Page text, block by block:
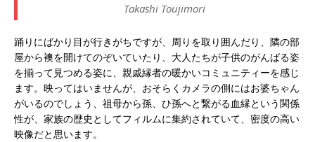
Takashi Toujimori
踊りにばかり目が行きがちですが、周りを取り囲んだり、隣の部
屋から襖を開けてのぞいていたり、大人たちが子供のがんばる姿
を揃って見つめる姿に、親戚縁者の暖かいコミュニティーを感じ
ます。映ってはいませんが、おそらくカメラの側にはお婆ちゃん
がいるのでしょう、祖母から孫、ひ孫へと繋がる血縁という関係
性が、家族の歴史としてフィルムに集約されていて、密度の高い
映像だと思います。